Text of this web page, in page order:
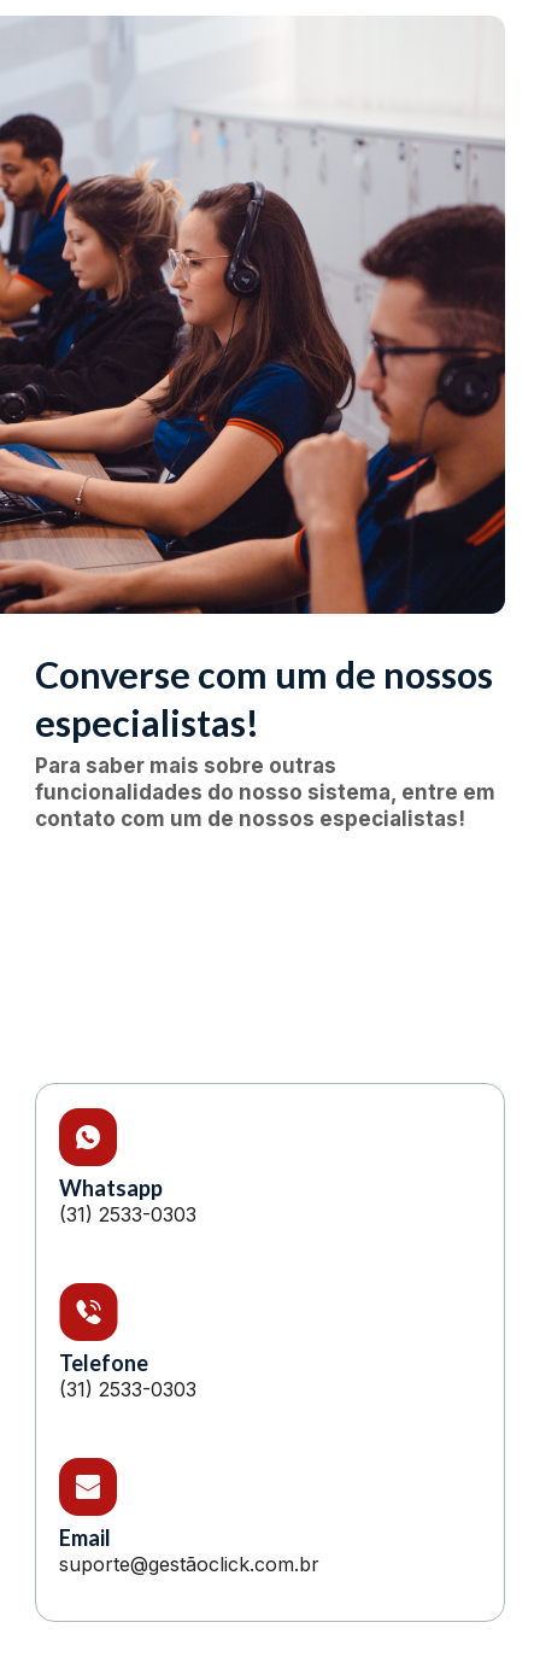
Converse com um de nossos
especialistas!
Para saber mais sobre outras
funcionalidades do nosso sistema, entre em
contato com um de nossos especialistas!
Whatsapp
(31) 2533-0303
Telefone
(31) 2533-0303
Email
suporte@gestãoclick.com.br